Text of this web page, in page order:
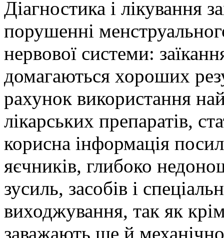
Діагностика і лікування
порушенні
нервової системи:
домагаються хороших
рахунок використання
лікарських препаратів,
корисна інформація
яєчників, глибоко
зусиль, засобів і
виходжування, так як
заважають ще й